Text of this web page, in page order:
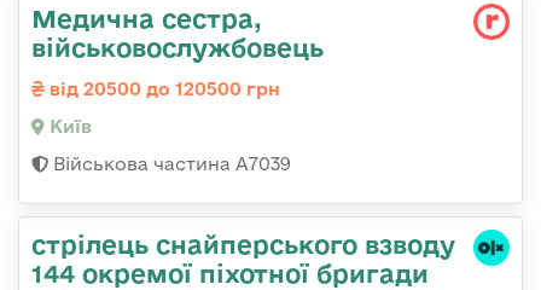
Медична сестра,
військовослужбовець
від 20500 до 120500 грн
Київ
Військова частина А7039
стрілець снайперського взводу
144 окремої піхотної бригади